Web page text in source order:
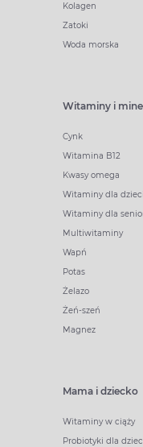
Kolagen
Zatoki
Woda morska
Witaminy i
Cynk
Witamina B12
Kwasy omega
Witaminy dla dzieci
Witaminy dla
Multiwitaminy
Wapń
Potas
Żelazo
Żeń-szeń
Magnez
Mama i dziecko
Witaminy w ciąży
Probiotyki dla